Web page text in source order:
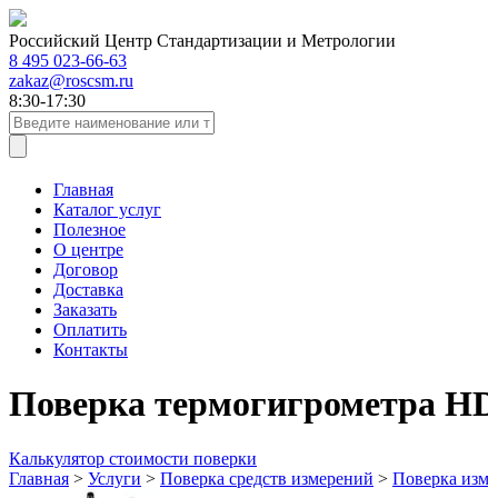
Российский Центр Стандартизации и Метрологии
8 495 023-66-63
zakaz@roscsm.ru
8:30-17:30
Главная
Каталог услуг
Полезное
О центре
Договор
Доставка
Заказать
Оплатить
Контакты
Поверка термогигрометра
Калькулятор стоимости поверки
Главная > Услуги > Поверка средств измерений > Поверка